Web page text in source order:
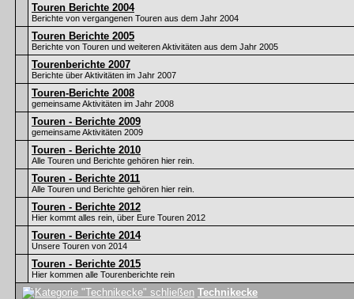
Touren Berichte 2004
Berichte von vergangenen Touren aus dem Jahr 2004
Touren Berichte 2005
Berichte von Touren und weiteren Aktivitäten aus dem Jahr 2005
Tourenberichte 2007
Berichte über Aktivitäten im Jahr 2007
Touren-Berichte 2008
gemeinsame Aktivitäten im Jahr 2008
Touren - Berichte 2009
gemeinsame Aktivitäten 2009
Touren - Berichte 2010
Alle Touren und Berichte gehören hier rein.
Touren - Berichte 2011
Alle Touren und Berichte gehören hier rein.
Touren - Berichte 2012
Hier kommt alles rein, über Eure Touren 2012
Touren - Berichte 2014
Unsere Touren von 2014
Touren - Berichte 2015
Hier kommen alle Tourenberichte rein
Technikecke